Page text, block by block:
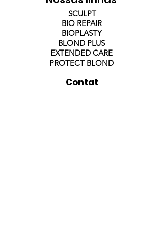
BIO REPAIR
BIOPLASTY
SCULPT
BLOND PLUS
EXTENDED CARE
PROTECT BLOND
Contat